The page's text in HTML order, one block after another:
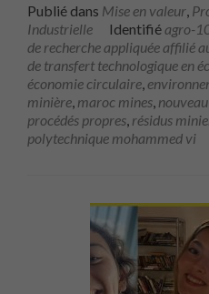
Publié dans Mise en valeur,
Industrielle
Identifiéagro-
de recherche appliquée affilié
de transfert technologique en
économie circulaire,
minière, maroc mines,
procédés propres, résidus
polytechnique mohammed vi